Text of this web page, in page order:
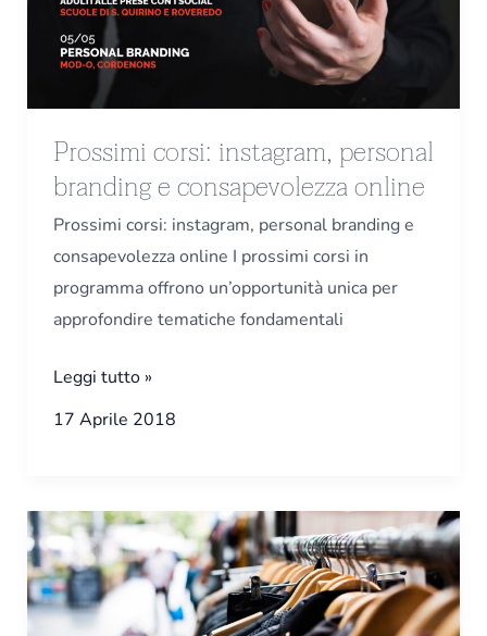
Prossimi corsi: instagram, personal
branding e consapevolezza online
Prossimi corsi: instagram, personal branding e
consapevolezza online I prossimi corsi in
programma offrono un’opportunità unica per
approfondire tematiche fondamentali
branding
e
consapevolezza
online
Leggi tutto »
17 Aprile 2018
Lo
shopping
è
arrivato